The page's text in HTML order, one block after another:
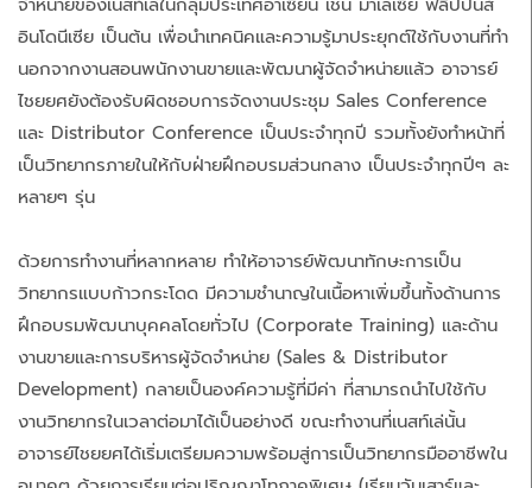
จำหน่ายของเนสท์เล่ในกลุ่มประเทศอาเซียน เช่น มาเลเซีย ฟิลิปปินส์
อินโดนีเซีย เป็นต้น เพื่อนำเทคนิคและความรู้มาประยุกต์ใช้กับงานที่ทำ
นอกจากงานสอนพนักงานขายและพัฒนาผู้จัดจำหน่ายแล้ว อาจารย์
ไชยยศยังต้องรับผิดชอบการจัดงานประชุม Sales Conference
และ Distributor Conference เป็นประจำทุกปี รวมทั้งยังทำหน้าที่
เป็นวิทยากรภายในให้กับฝ่ายฝึกอบรมส่วนกลาง เป็นประจำทุกปีๆ ละ
หลายๆ รุ่น
ด้วยการทำงานที่หลากหลาย ทำให้อาจารย์พัฒนาทักษะการเป็น
วิทยากรแบบก้าวกระโดด มีความชำนาญในเนื้อหาเพิ่มขึ้นทั้งด้านการ
ฝึกอบรมพัฒนาบุคคลโดยทั่วไป (Corporate Training) และด้าน
งานขายและการบริหารผู้จัดจำหน่าย (Sales & Distributor
Development) กลายเป็นองค์ความรู้ที่มีค่า ที่สามารถนำไปใช้กับ
งานวิทยากรในเวลาต่อมาได้เป็นอย่างดี ขณะทำงานที่เนสท์เล่นั้น
อาจารย์ไชยยศได้เริ่มเตรียมความพร้อมสู่การเป็นวิทยากรมืออาชีพใน